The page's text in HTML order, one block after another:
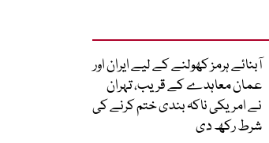
آبنائے ہرمز کھولنے کے لیے ایران اور
عمان معاہدے کے قریب، تہران
نے امریکی ناکہ بندی ختم کرنے کی
شرط رکھ دی